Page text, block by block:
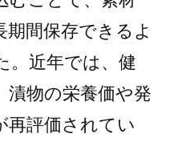
作
成
ポ
イ
ン
間保存できるよ
。近年では、健
漬物の栄養価や発
再評価されてい